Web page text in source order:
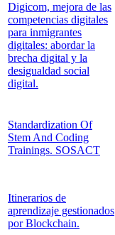
Digicom, mejora de las
competencias digitales
para inmigrantes
digitales: abordar la
brecha digital y la
desigualdad social
digital.
Standardization Of
Stem And Coding
Trainings. SOSACT
Itinerarios de
aprendizaje gestionados
por Blockchain.